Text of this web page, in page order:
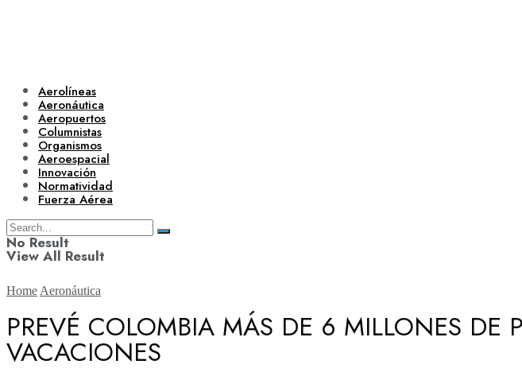
Aerolíneas
Aeronáutica
Aeropuertos
Columnistas
Organismos
Aeroespacial
Innovación
Normatividad
Fuerza Aérea
No Result
View All Result
Aerolíneas
Home Aeronáutica
PREVÉ COLOMBIA MÁS DE 6 MILLONES DE
VACACIONES